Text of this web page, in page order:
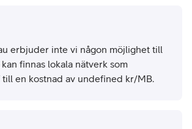
erbjuder inte vi någon möjlighet till
finnas lokala nätverk som
en kostnad av undefined kr/MB.